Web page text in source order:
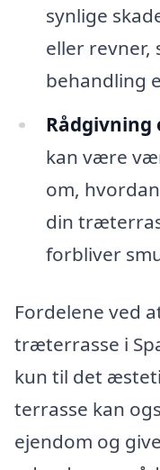
synlige
eller revner,
behandling
Rådgivning
kan være
om,
din
forbliver
Fordelene ved
træterrasse i
kun til det
terrasse kan
ejendom og